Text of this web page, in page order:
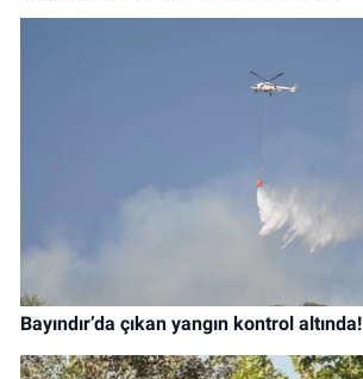
Bayındır’da çıkan yangın kontrol altında!